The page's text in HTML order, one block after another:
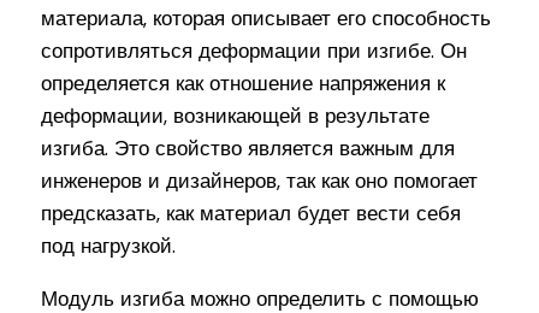
материала, которая описывает его способность
сопротивляться деформации при изгибе. Он
определяется как отношение напряжения к
деформации, возникающей в результате
изгиба. Это свойство является важным для
инженеров и дизайнеров, так как оно помогает
предсказать, как материал будет вести себя
под нагрузкой.
Модуль изгиба можно определить с помощью